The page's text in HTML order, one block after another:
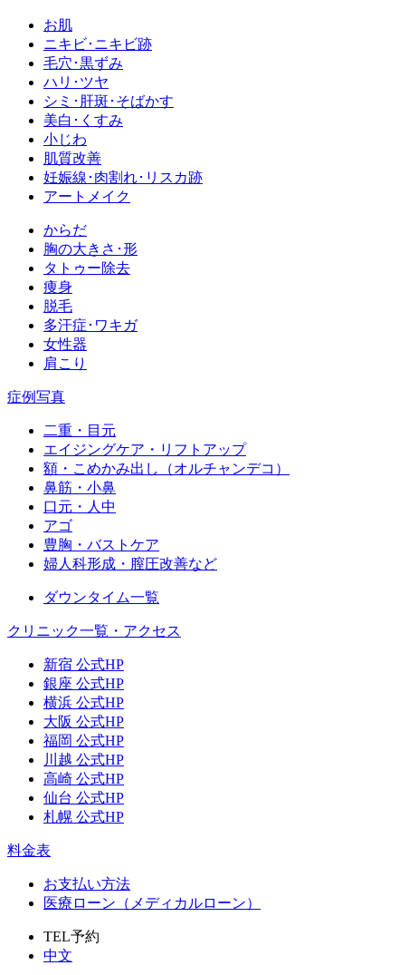
お肌
ニキビ･ニキビ跡
毛穴･黒ずみ
ハリ･ツヤ
シミ･肝斑･そばかす
美白･くすみ
小じわ
肌質改善
妊娠線･肉割れ･リスカ跡
アートメイク
からだ
胸の大きさ･形
タトゥー除去
痩身
脱毛
多汗症･ワキガ
女性器
肩こり
症例写真
二重・目元
エイジングケア・リフトアップ
額・こめかみ出し（オルチャンデコ）
鼻筋・小鼻
口元・人中
アゴ
豊胸・バストケア
婦人科形成・膣圧改善など
ダウンタイム一覧
クリニック一覧・アクセス
新宿 公式HP
銀座 公式HP
横浜 公式HP
大阪 公式HP
福岡 公式HP
川越 公式HP
高崎 公式HP
仙台 公式HP
札幌 公式HP
料金表
お支払い方法
医療ローン（メディカルローン）
TEL予約
中文